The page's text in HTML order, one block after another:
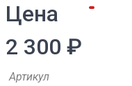
Цена
2 300 ₽
Артикул